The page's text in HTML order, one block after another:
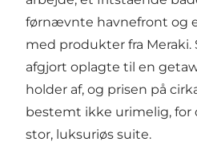
førnævnte havnefront og
med produkter fra Meraki.
afgjort oplagte til en
holder af, og prisen på
bestemt ikke urimelig, for
stor, luksuriøs suite.